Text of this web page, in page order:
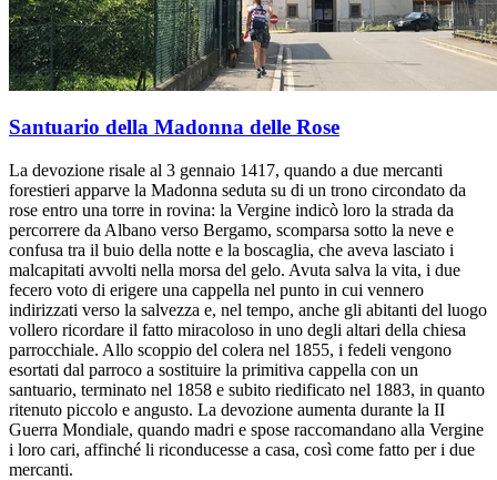
Santuario della Madonna delle Rose
La devozione risale al 3 gennaio 1417, quando a due mercanti
forestieri apparve la Madonna seduta su di un trono circondato da
rose entro una torre in rovina: la Vergine indicò loro la strada da
percorrere da Albano verso Bergamo, scomparsa sotto la neve e
confusa tra il buio della notte e la boscaglia, che aveva lasciato i
malcapitati avvolti nella morsa del gelo. Avuta salva la vita, i due
fecero voto di erigere una cappella nel punto in cui vennero
indirizzati verso la salvezza e, nel tempo, anche gli abitanti del luogo
vollero ricordare il fatto miracoloso in uno degli altari della chiesa
parrocchiale. Allo scoppio del colera nel 1855, i fedeli vengono
esortati dal parroco a sostituire la primitiva cappella con un
santuario, terminato nel 1858 e subito riedificato nel 1883, in quanto
ritenuto piccolo e angusto. La devozione aumenta durante la II
Guerra Mondiale, quando madri e spose raccomandano alla Vergine
i loro cari, affinché li riconducesse a casa, così come fatto per i due
mercanti.